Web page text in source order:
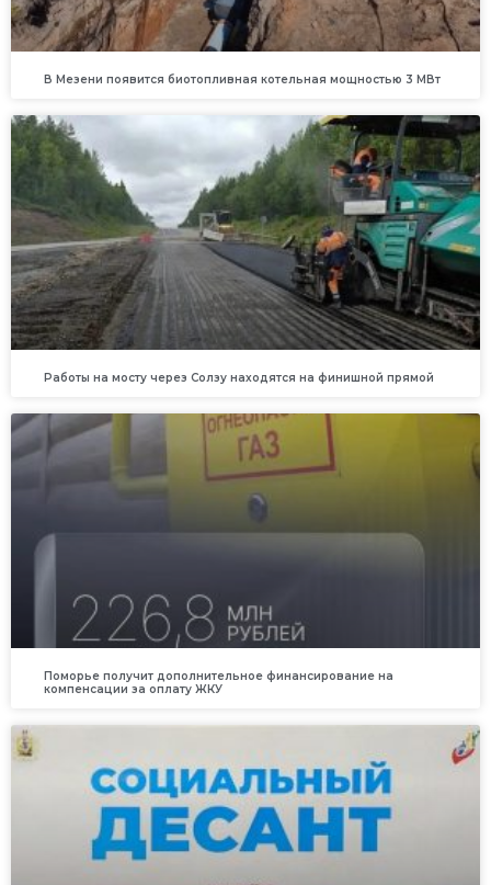
В Мезени появится биотопливная котельная мощностью 3 МВт
Работы на мосту через Солзу находятся на финишной прямой
Поморье получит дополнительное финансирование на
компенсации за оплату ЖКУ